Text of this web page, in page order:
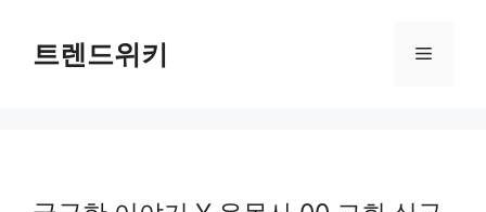
트렌드위키 메